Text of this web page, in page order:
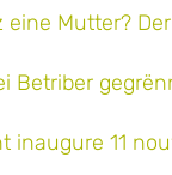
Mutter?
Betriber
inaugure 11